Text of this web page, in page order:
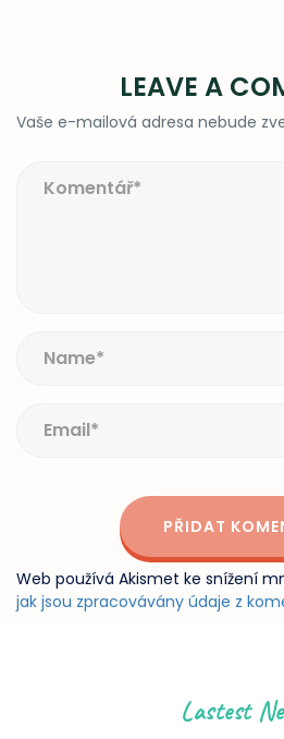
LEAVE A
Vaše e-mailová adresa nebude
Web používá Akismet ke snížení
jak jsou zpracovávány údaje z
Lastest